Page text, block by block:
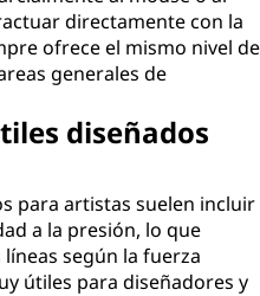
directamente con la
ofrece el mismo nivel de
generales de
diseñados
para artistas suelen incluir
a la presión, lo que
según la fuerza
útiles para diseñadores y